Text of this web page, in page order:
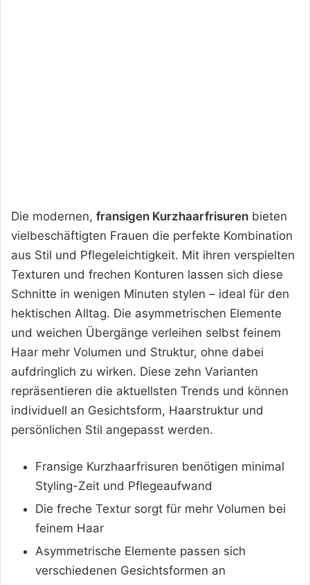
Die modernen, fransigen Kurzhaarfrisuren bieten
vielbeschäftigten Frauen die perfekte Kombination
aus Stil und Pflegeleichtigkeit. Mit ihren verspielten
Texturen und frechen Konturen lassen sich diese
Schnitte in wenigen Minuten stylen – ideal für den
hektischen Alltag. Die asymmetrischen Elemente
und weichen Übergänge verleihen selbst feinem
Haar mehr Volumen und Struktur, ohne dabei
aufdringlich zu wirken. Diese zehn Varianten
repräsentieren die aktuellsten Trends und können
individuell an Gesichtsform, Haarstruktur und
persönlichen Stil angepasst werden.
Fransige Kurzhaarfrisuren benötigen minimal
Styling-Zeit und Pflegeaufwand
Die freche Textur sorgt für mehr Volumen bei
feinem Haar
Asymmetrische Elemente passen sich
verschiedenen Gesichtsformen an